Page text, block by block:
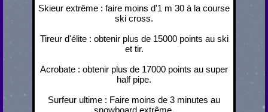
Skieur extrême : faire moins d'1 m 30 à la course
ski cross.
Tireur d'élite : obtenir plus de 15000 points au ski
et tir.
Acrobate : obtenir plus de 17000 points au super
half pipe.
Surfeur ultime : Faire moins de 3 minutes au
snowboard extrême.